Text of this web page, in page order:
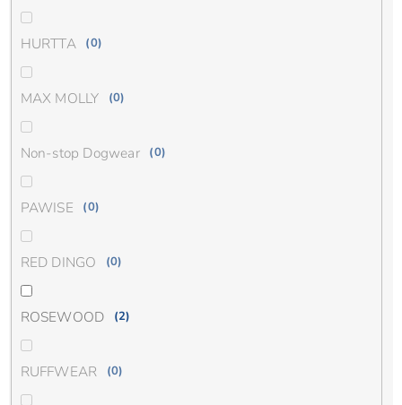
HURTTA 0
MAX MOLLY 0
Non-stop Dogwear 0
PAWISE 0
RED DINGO 0
ROSEWOOD 2
RUFFWEAR 0